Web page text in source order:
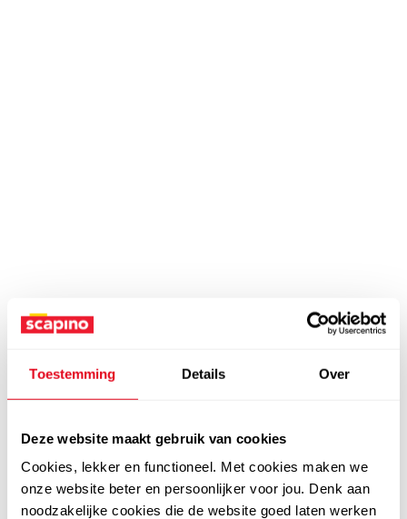
Toestemming Details Over
Deze website maakt gebruik van cookies
Cookies, lekker en functioneel. Met cookies maken we
onze website beter en persoonlijker voor jou. Denk aan
noodzakelijke cookies die de website goed laten werken